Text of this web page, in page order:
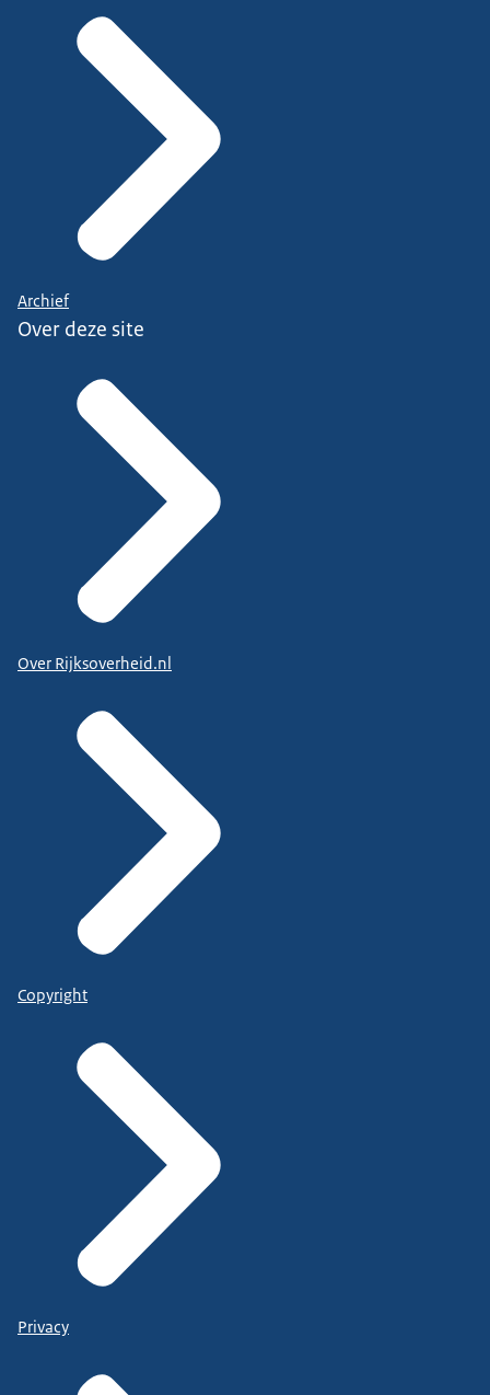
Archief
Over deze site
Over Rijksoverheid.nl
Copyright
Privacy